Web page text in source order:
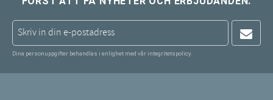
Dina personuppgifter behandlas i enlighet med vår integritetspolicy.